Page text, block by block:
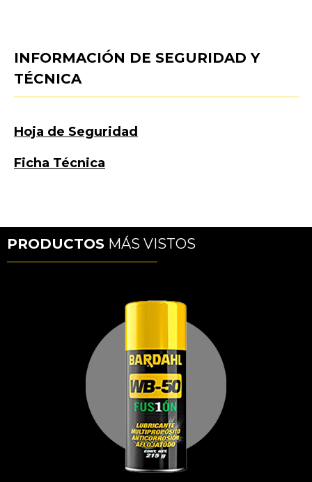
INFORMACIÓN DE SEGURIDAD Y
TÉCNICA
Hoja de Seguridad
Ficha Técnica
PRODUCTOS MÁS VISTOS